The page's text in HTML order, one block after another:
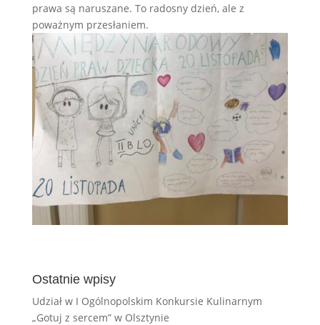
prawa są naruszane. To radosny dzień, ale z
poważnym przesłaniem.
Ostatnie wpisy
Udział w I Ogólnopolskim Konkursie Kulinarnym
„Gotuj z sercem” w Olsztynie